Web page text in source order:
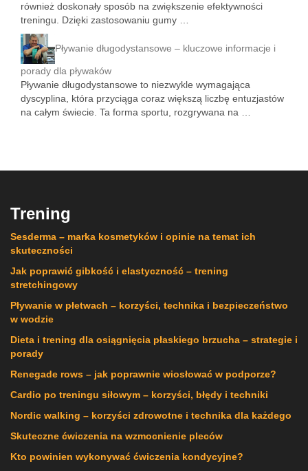
również doskonały sposób na zwiększenie efektywności
treningu. Dzięki zastosowaniu gumy …
Pływanie długodystansowe – kluczowe informacje i
porady dla pływaków
Pływanie długodystansowe to niezwykle wymagająca
dyscyplina, która przyciąga coraz większą liczbę entuzjastów
na całym świecie. Ta forma sportu, rozgrywana na …
Trening
Sesderma – marka kosmetyków i opinie na temat ich
skuteczności
Jak poprawić gibkość i elastyczność – trening
stretchingowy
Pływanie w płetwach – korzyści, technika i bezpieczeństwo
w wodzie
Dieta i trening dla osiągnięcia płaskiego brzucha – strategie i
porady
Renegade rows – jak poprawnie wiosłować w podporze?
Cardio po treningu siłowym – korzyści, błędy i techniki
Nordic walking – korzyści zdrowotne i technika dla każdego
Skuteczne ćwiczenia na wzmocnienie pleców
Kto powinien wykonywać ćwiczenia kondycyjne?